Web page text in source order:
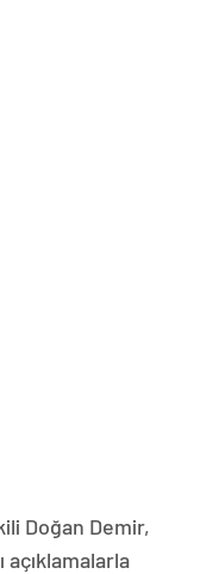
Doğan Demir,
açıklamalarla